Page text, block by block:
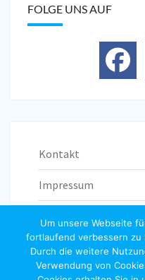
FOLGE UNS AUF
Kontakt
Impressum
Um unsere Webseite
fortlaufend verbessern zu
Durch die weitere
Verwendung von